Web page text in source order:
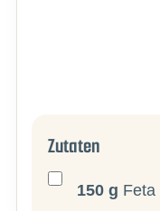
Zutaten
150 g Feta